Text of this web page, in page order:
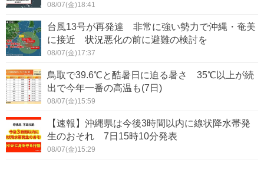
08/07(金)18:41
台風13号が再発達 非常に強い勢力で沖縄・奄美
に接近 状況悪化の前に避難の検討を
08/07(金)17:37
鳥取で39.6℃と酷暑日に迫る暑さ 35℃以上が続
出で今年一番の高温も(7日)
08/07(金)15:59
【速報】沖縄県は今後3時間以内に線状降水帯発
生のおそれ 7日15時10分発表
08/07(金)15:29